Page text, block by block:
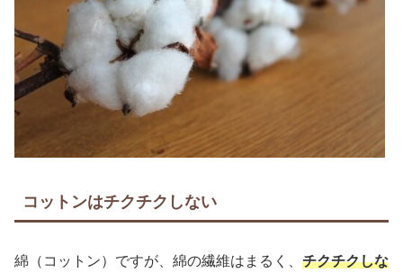
コットンはチクチクしない
綿（コットン）ですが、綿の繊維はまるく、 チクチクしな